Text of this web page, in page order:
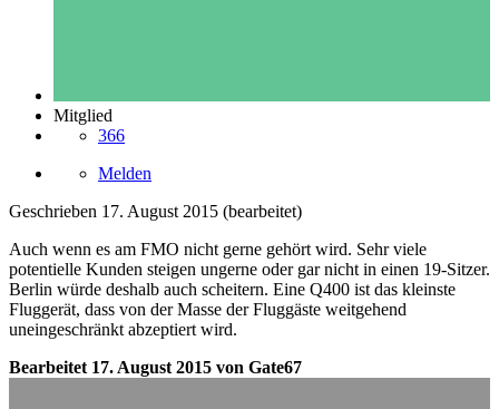
Mitglied
366
Melden
Geschrieben 17. August 2015 (bearbeitet)
Auch wenn es am FMO nicht gerne gehört wird. Sehr viele
potentielle Kunden steigen ungerne oder gar nicht in einen 19-Sitzer.
Berlin würde deshalb auch scheitern. Eine Q400 ist das kleinste
Fluggerät, dass von der Masse der Fluggäste weitgehend
uneingeschränkt abzeptiert wird.
Bearbeitet 17. August 2015 von Gate67